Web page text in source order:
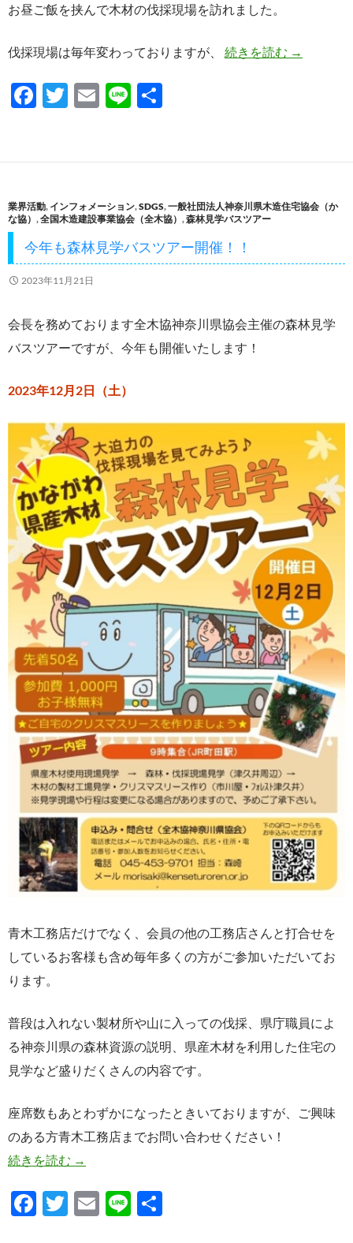
お昼ご飯を挟んで木材の伐採現場を訪れました。
伐採現場は毎年変わっておりますが、 続きを読む 今年のバ
→
F
b
o
o
k
T
er
E
Li
業界活動, インフォメーション,SDGS,一般社団法人神奈川県木造住宅協会（か
な協） ,全国木造建設事業協会（全木協） ,森林見学バスツアー
今年も森林見学バスツアー開催！！
2023年11月21日
会長を務めております全木協神奈川県協会主催の森林見学
バスツアーですが、今年も開催いたします！
2023年12月2日（土）
青木工務店だけでなく、会員の他の工務店さんと打合せを
しているお客様も含め毎年多くの方がご参加いただいてお
ります。
普段は入れない製材所や山に入っての伐採、県庁職員によ
る神奈川県の森林資源の説明、県産木材を利用した住宅の
見学など盛りだくさんの内容です。
座席数もあとわずかになったときいておりますが、ご興味
のある方青木工務店までお問い合わせください！
続きを読む 今年も森林見学バスツアー開催！！
→
F
T
E
Li